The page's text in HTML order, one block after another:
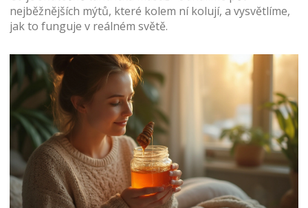
nejběžnějších mýtů, které kolem ní kolují, a vysvětlíme,
jak to funguje v reálném světě.